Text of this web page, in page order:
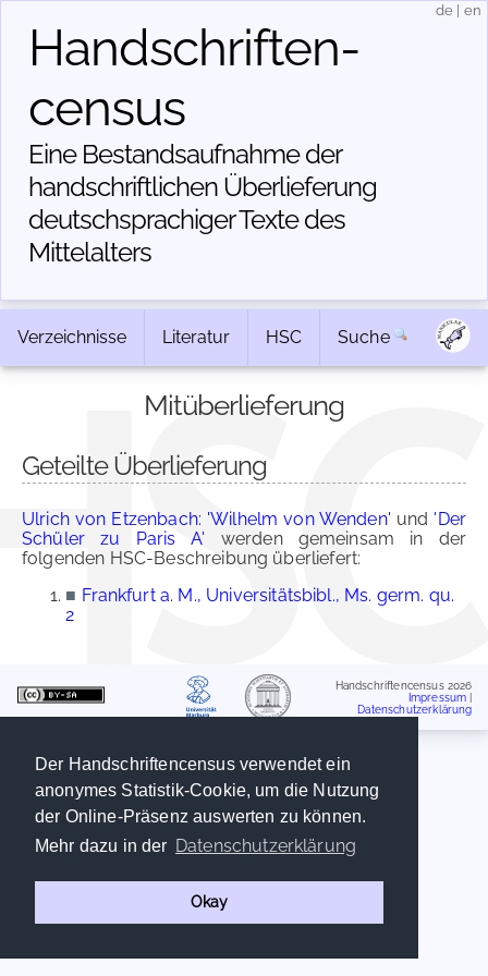
Der Handschriftencensus verwendet ein
anonymes Statistik-Cookie, um die Nutzung
der Online-Präsenz auswerten zu können.
Mehr dazu in der Datenschutzerklärung
Okay
Handschriften­
census
Eine Bestandsaufnahme der
handschriftlichen Über­lieferung
deutschsprachiger Texte des
Mittelalters
de en
Verzeichnisse Literatur HSC Suche
Mitüberlieferung
Geteilte Überlieferung
Ulrich von Etzenbach: 'Wilhelm von Wenden' und 'Der
Schüler zu Paris A' werden gemeinsam in der
folgenden HSC-Beschreibung überliefert:
■ Frankfurt a. M., Universitätsbibl., Ms. germ. qu.
2
Handschriftencensus 2026
Impressum
Datenschutzerklärung